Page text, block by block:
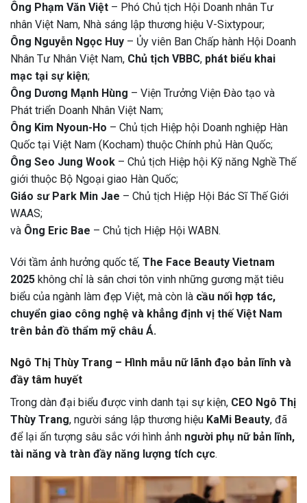
Ông Phạm Văn Việt – Phó Chủ tịch Hội Doanh nhân Tư
nhân Việt Nam, Nhà sáng lập thương hiệu V-Sixtypour;
Ông Nguyễn Ngọc Huy – Ủy viên Ban Chấp hành Hội Doanh
Nhân Tư Nhân Việt Nam, Chủ tịch VBBC, phát biểu khai
mạc tại sự kiện;
Ông Dương Mạnh Hùng – Viện Trưởng Viện Đào tạo và
Phát triển Doanh Nhân Việt Nam;
Ông Kim Nyoun-Ho – Chủ tịch Hiệp hội Doanh nghiệp Hàn
Quốc tại Việt Nam (Kocham) thuộc Chính phủ Hàn Quốc;
Ông Seo Jung Wook – Chủ tịch Hiệp hội Kỹ năng Nghề Thế
giới thuộc Bộ Ngoại giao Hàn Quốc;
Giáo sư Park Min Jae – Chủ tịch Hiệp Hội Bác Sĩ Thế Giới
WAAS;
và Ông Eric Bae – Chủ tịch Hiệp Hội WABN.
Với tầm ảnh hưởng quốc tế, The Face Beauty Vietnam
2025 không chỉ là sân chơi tôn vinh những gương mặt tiêu
biểu của ngành làm đẹp Việt, mà còn là cầu nối hợp tác,
chuyển giao công nghệ và khẳng định vị thế Việt Nam
trên bản đồ thẩm mỹ châu Á.
Ngô Thị Thùy Trang – Hình mẫu nữ lãnh đạo bản lĩnh và
đầy tâm huyết
Trong dàn đại biểu được vinh danh tại sự kiện, CEO Ngô Thị
Thùy Trang, người sáng lập thương hiệu KaMi Beauty, đã
để lại ấn tượng sâu sắc với hình ảnh người phụ nữ bản lĩnh,
tài năng và tràn đầy năng lượng tích cực.